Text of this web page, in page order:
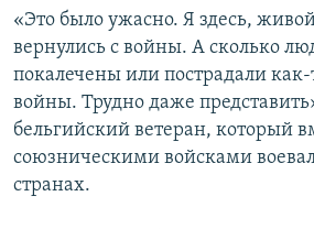
«Это было ужасно. Я здесь,
вернулись с войны. А сколько
покалечены или пострадали как-
войны. Трудно даже
бельгийский ветеран, который
союзническими войсками
странах.